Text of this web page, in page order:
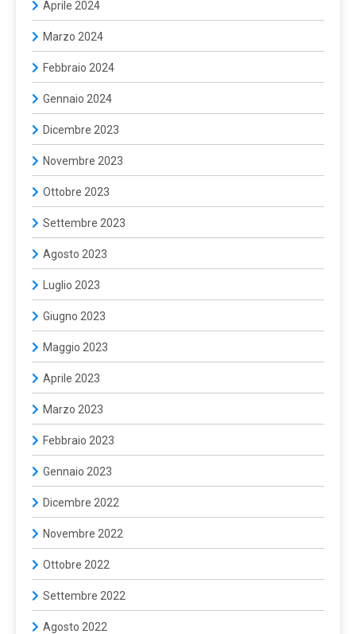
Aprile 2024
Marzo 2024
Febbraio 2024
Gennaio 2024
Dicembre 2023
Novembre 2023
Ottobre 2023
Settembre 2023
Agosto 2023
Luglio 2023
Giugno 2023
Maggio 2023
Aprile 2023
Marzo 2023
Febbraio 2023
Gennaio 2023
Dicembre 2022
Novembre 2022
Ottobre 2022
Settembre 2022
Agosto 2022